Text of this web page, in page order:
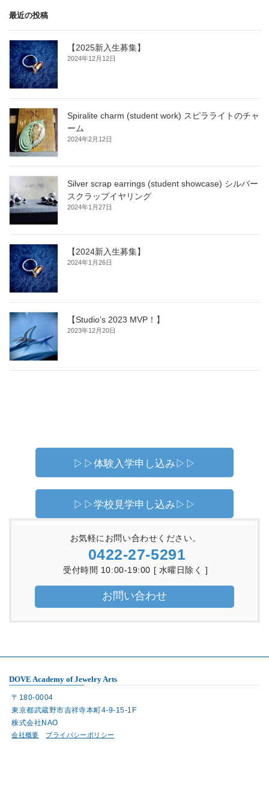
最近の投稿
【2025新入生募集】
2024年12月12日
Spiralite charm (student work) スピラライトのチャ
ーム
2024年2月12日
Silver scrap earrings (student showcase) シルバー
スクラップイヤリング
2024年1月27日
【2024新入生募集】
2024年1月26日
【Studio’s 2023 MVP！】
2023年12月20日
▷▷体験入学申し込み▷▷
▷▷学校見学申し込み▷▷
お気軽にお問い合わせください。
0422-27-5291
受付時間 10:00-19:00 [ 水曜日除く ]
お問い合わせ
DOVE Academy of Jewelry Arts
〒180-0004
東京都武蔵野市吉祥寺本町4-9-15-1F
株式会社NAO
会社概要 プライバシーポリシー